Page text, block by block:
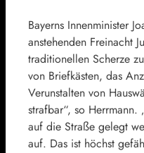
Bayerns Innenminister
anstehenden Freinacht
traditionellen Scherze
von Briefkästen, das
Verunstalten von
strafbar“, so Herrmann.
auf die Straße gelegt
auf. Das ist höchst